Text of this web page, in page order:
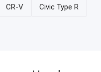
CR-V Civic Type R